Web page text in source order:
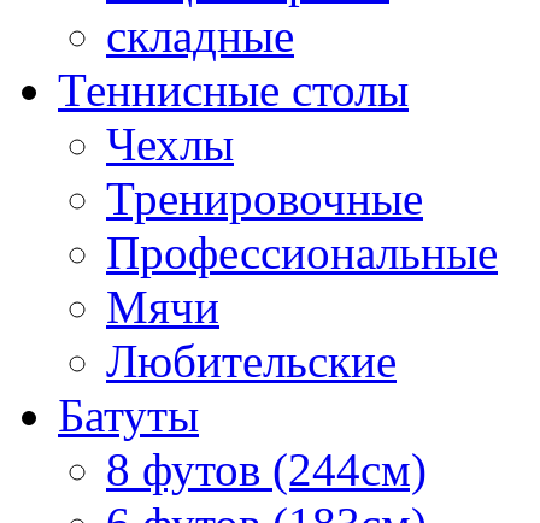
складные
Теннисные столы
Чехлы
Тренировочные
Профессиональные
Мячи
Любительские
Батуты
8 футов (244см)